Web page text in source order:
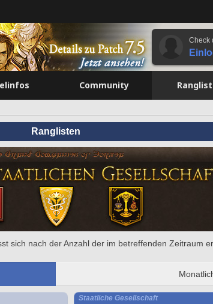
Check
Community
Ranglisten
sich nach der Anzahl der im betreffenden Zeitraum
Staatliche Gesellschaft